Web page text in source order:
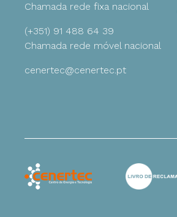
Chamada rede fixa nacional
(+351) 91 488 64 39
Chamada rede móvel nacional
cenertec@cenertec.pt